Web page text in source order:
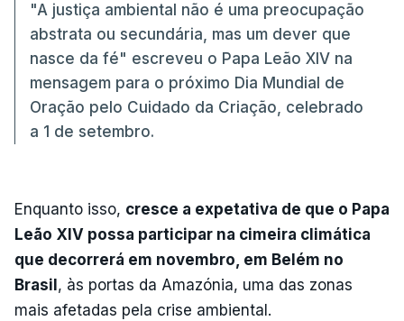
"A justiça ambiental não é uma preocupação
abstrata ou secundária, mas um dever que
nasce da fé" escreveu o Papa Leão XIV na
mensagem para o próximo Dia Mundial de
Oração pelo Cuidado da Criação, celebrado
a 1 de setembro.
Enquanto isso, cresce a expetativa de que o Papa
Leão XIV possa participar na cimeira climática
que decorrerá em novembro, em Belém no
Brasil , às portas da Amazónia, uma das zonas
mais afetadas pela crise ambiental.